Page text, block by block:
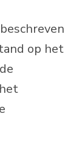
op het